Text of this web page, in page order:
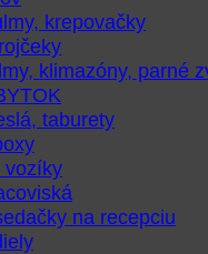
krepovačky
klimazóny, parné
taburety
vozíky
na recepciu